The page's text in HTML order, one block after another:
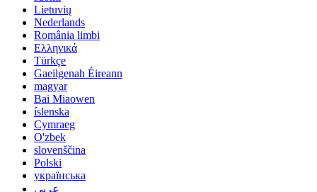
Lietuvių
Nederlands
România limbi
Ελληνικά
Türkçe
Gaeilgenah Éireann
magyar
Bai Miaowen
íslenska
Cymraeg
O'zbek
slovenščina
Polski
українська
عربي